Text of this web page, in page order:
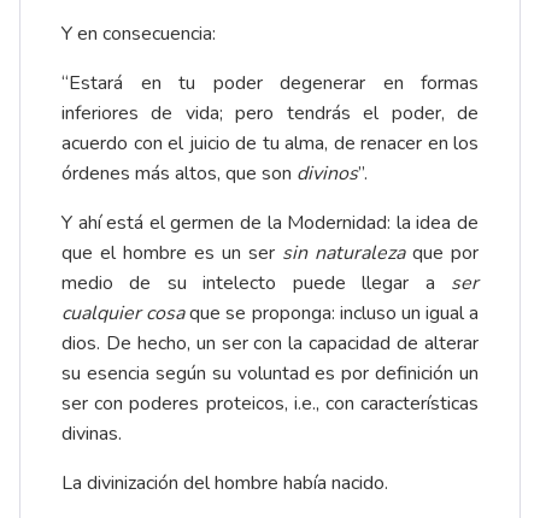
Y en consecuencia:
“Estará en tu poder degenerar en formas
inferiores de vida; pero tendrás el poder, de
acuerdo con el juicio de tu alma, de renacer en los
órdenes más altos, que son divinos”.
Y ahí está el germen de la Modernidad: la idea de
que el hombre es un ser sin naturalezaque por
medio de su intelecto puede llegar a ser
cualquier cosaque se proponga: incluso un igual a
dios. De hecho, un ser con la capacidad de alterar
su esencia según su voluntad es por definición un
ser con poderes proteicos, i.e., con características
divinas.
La divinización del hombre había nacido.